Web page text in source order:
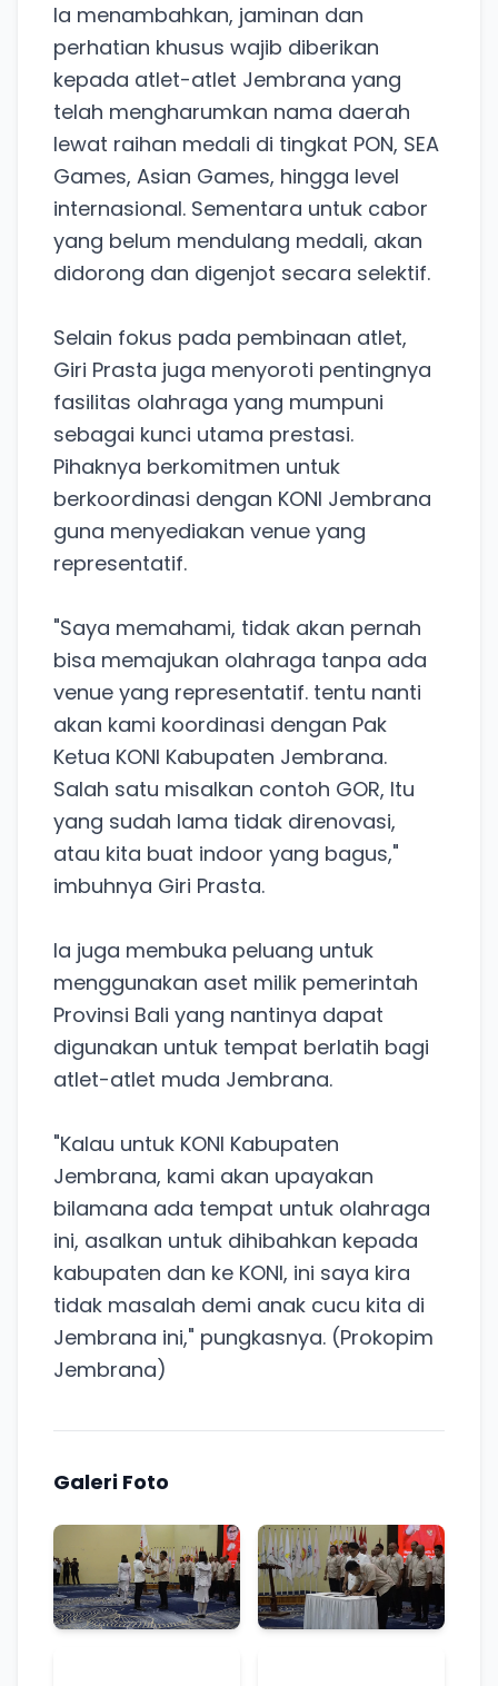
Ia menambahkan, jaminan dan
perhatian khusus wajib diberikan
kepada atlet-atlet Jembrana yang
telah mengharumkan nama daerah
lewat raihan medali di tingkat PON, SEA
Games, Asian Games, hingga level
internasional. Sementara untuk cabor
yang belum mendulang medali, akan
didorong dan digenjot secara selektif.
Selain fokus pada pembinaan atlet,
Giri Prasta juga menyoroti pentingnya
fasilitas olahraga yang mumpuni
sebagai kunci utama prestasi.
Pihaknya berkomitmen untuk
berkoordinasi dengan KONI Jembrana
guna menyediakan venue yang
representatif.
"Saya memahami, tidak akan pernah
bisa memajukan olahraga tanpa ada
venue yang representatif. tentu nanti
akan kami koordinasi dengan Pak
Ketua KONI Kabupaten Jembrana.
Salah satu misalkan contoh GOR, Itu
yang sudah lama tidak direnovasi,
atau kita buat indoor yang bagus,"
imbuhnya Giri Prasta.
Ia juga membuka peluang untuk
menggunakan aset milik pemerintah
Provinsi Bali yang nantinya dapat
digunakan untuk tempat berlatih bagi
atlet-atlet muda Jembrana.
"Kalau untuk KONI Kabupaten
Jembrana, kami akan upayakan
bilamana ada tempat untuk olahraga
ini, asalkan untuk dihibahkan kepada
kabupaten dan ke KONI, ini saya kira
tidak masalah demi anak cucu kita di
Jembrana ini," pungkasnya. (Prokopim
Jembrana)
Galeri Foto